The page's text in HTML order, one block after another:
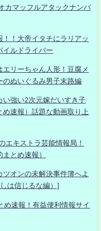
カマッフルアタックナンバ
！大帝イタチにラリアッ
イルドライバー
リーちゃん人形！豆腐メ
のぬいぐるみ男子末路編
い強い2次元嫁だいすき子
速報）話題な動画取り上
エキストラ芸能情報局！
とめ速報）
オンの未解決事件簿へよ
は信じるな編）]
速報！有益便利情報サイ